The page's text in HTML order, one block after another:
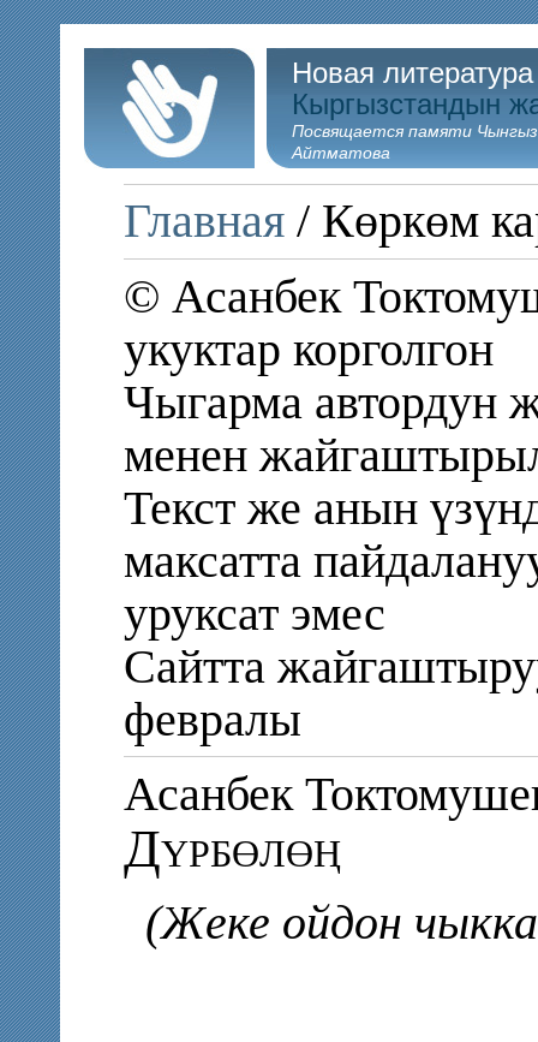
Новая
Кыргызстандын
Посвящается памяти
Айтматова
Главная / Көркөм
© Асанбек
укуктар корголгон
Чыгарма автордун
менен
Текст же анын
максатта
уруксат эмес
Сайтта
февралы
Асанбек
Дүрбөлөң
(Жеке ойдон